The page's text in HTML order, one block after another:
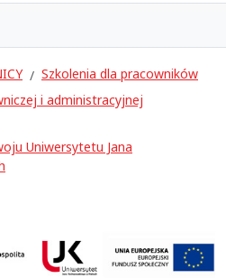
Szkolenia dla pracowników
i administracyjnej
Uniwersytetu Jana